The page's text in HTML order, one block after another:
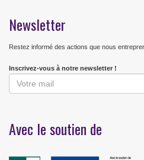
Newsletter
Restez informé des actions que nous
Inscrivez-vous à notre newsletter !
Avec le soutien de